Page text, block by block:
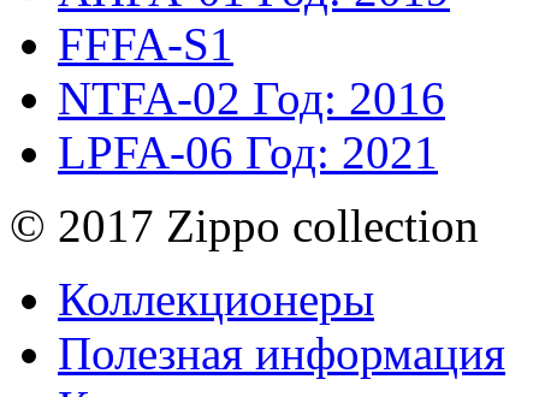
FFFA-S1
NTFA-02 Год: 2016
LPFA-06 Год: 2021
© 2017 Zippo collection
Коллекционеры
Полезная информация